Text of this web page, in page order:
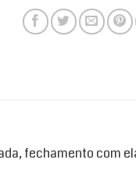
fechamento com